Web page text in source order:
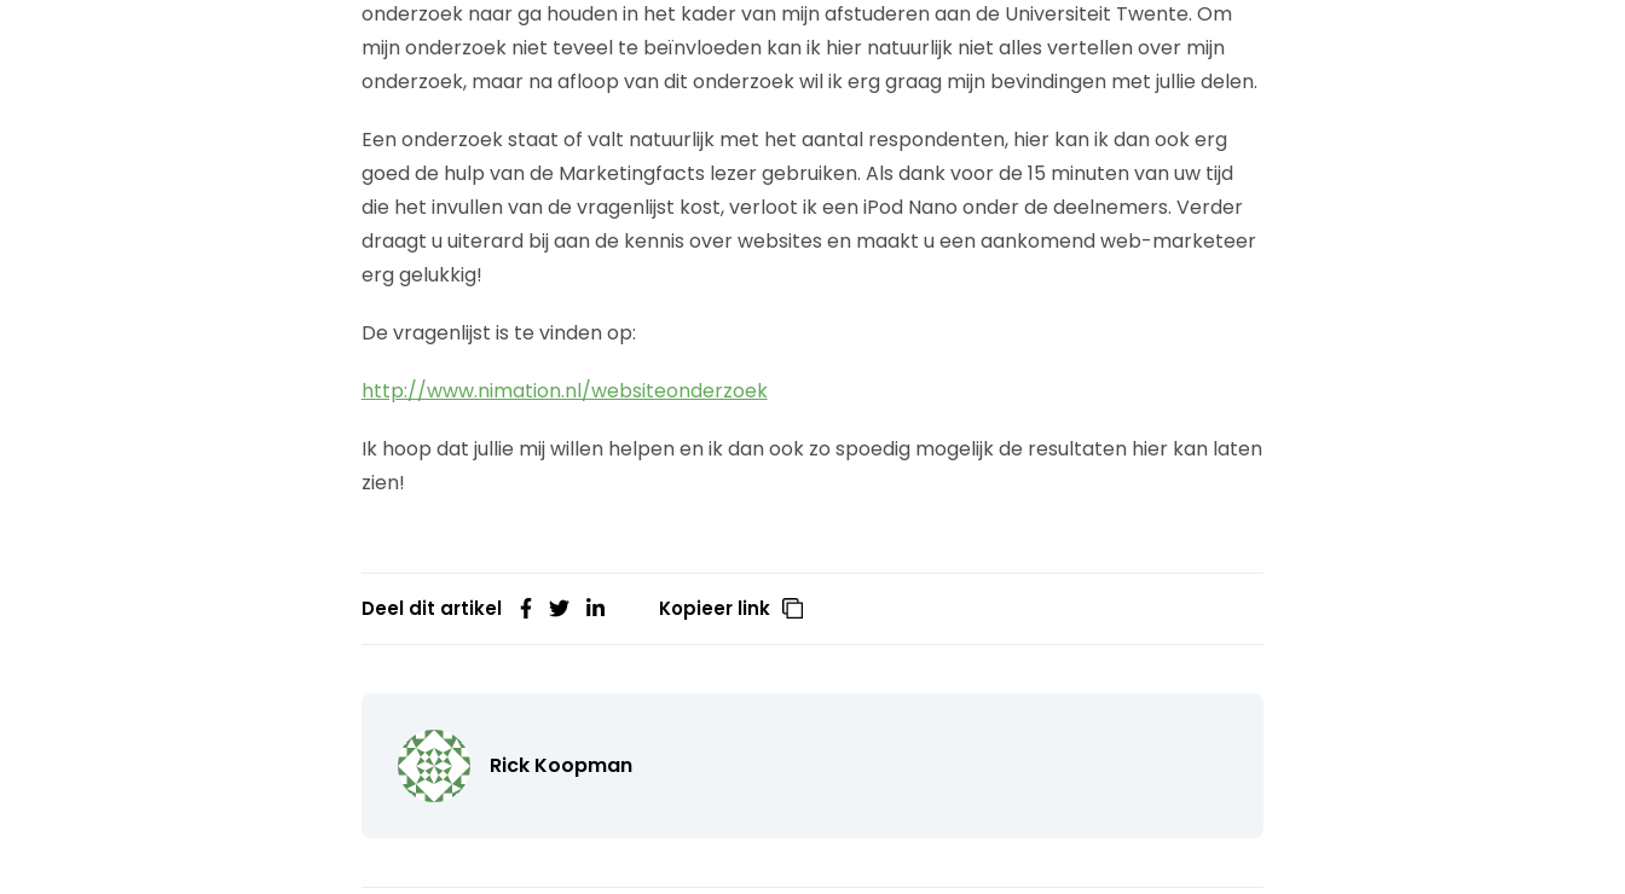
onderzoek naar ga houden in het kader van mijn afstuderen aan de Universiteit Twente. Om
mijn onderzoek niet teveel te beïnvloeden kan ik hier natuurlijk niet alles vertellen over mijn
onderzoek, maar na afloop van dit onderzoek wil ik erg graag mijn bevindingen met jullie delen.
Een onderzoek staat of valt natuurlijk met het aantal respondenten, hier kan ik dan ook erg
goed de hulp van de Marketingfacts lezer gebruiken. Als dank voor de 15 minuten van uw tijd
die het invullen van de vragenlijst kost, verloot ik een iPod Nano onder de deelnemers. Verder
draagt u uiterard bij aan de kennis over websites en maakt u een aankomend web-marketeer
erg gelukkig!
De vragenlijst is te vinden op:
http://www.nimation.nl/websiteonderzoek
Ik hoop dat jullie mij willen helpen en ik dan ook zo spoedig mogelijk de resultaten hier kan laten
zien!
Deel dit artikel Kopieer link
Rick Koopman